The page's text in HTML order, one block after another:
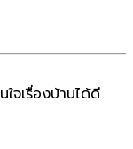
เรื่องบ้านได้ดี